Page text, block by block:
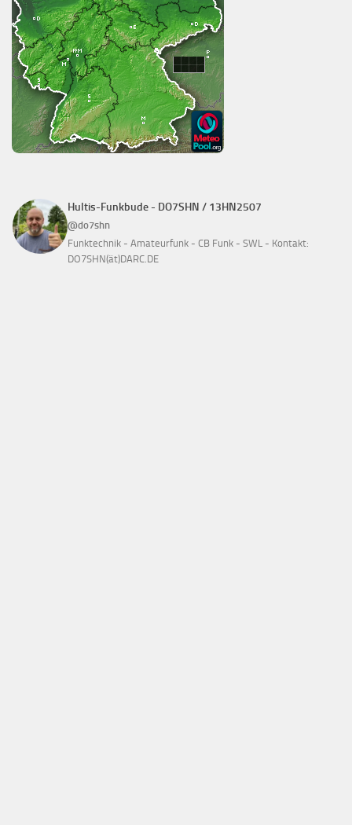
Hultis-Funkbude - DO7SHN / 13HN2507
@do7shn
Funktechnik - Amateurfunk - CB Funk - SWL - Kontakt:
DO7SHN(ät)DARC.DE